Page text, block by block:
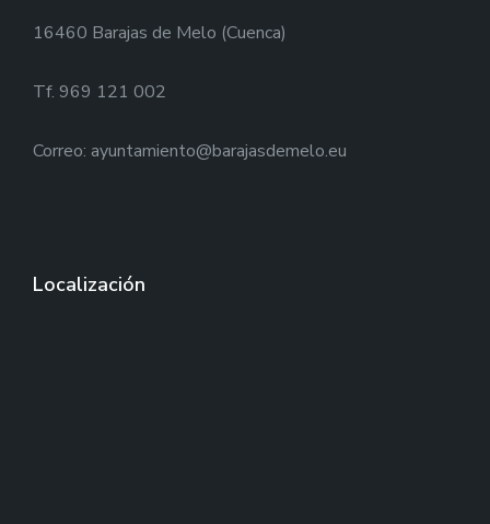
16460 Barajas de Melo (Cuenca)
Tf. 969 121 002
Correo: ayuntamiento@barajasdemelo.eu
Localización